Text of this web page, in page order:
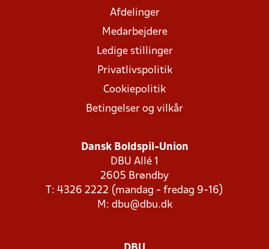
Afdelinger
Medarbejdere
Ledige stillinger
Privatlivspolitik
Cookiepolitik
Betingelser og vilkår
Dansk Boldspil-Union
DBU Allé 1
2605 Brøndby
T: 4326 2222 (mandag - fredag 9-16)
M: dbu@dbu.dk